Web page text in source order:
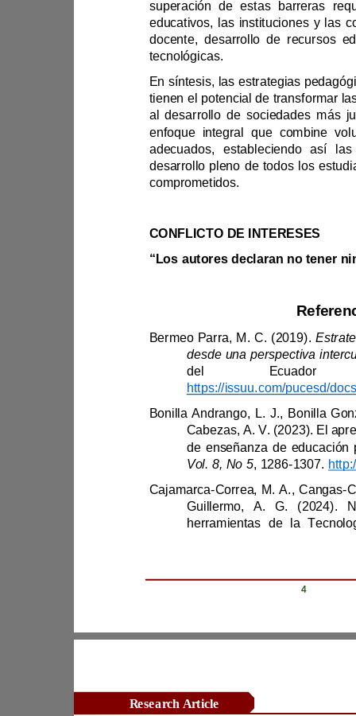
Revista Científica Zambos / Vol. 04
superac
tecnológicas.
enf
comprometidos.
CONFLICTO DE INTERESES
Vol. 8, No 5 , 1286-
Cajamarca- Correa, M. A., Cangas-
Research Article